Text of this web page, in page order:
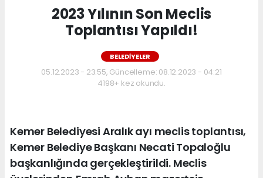
2023 Yılının Son Meclis
Toplantısı Yapıldı!
BELEDİYELER
05.12.2023 - 23:55, Güncelleme: 08.12.2023 - 04:21
4198+ kez okundu.
Kemer Belediyesi Aralık ayı meclis toplantısı,
Kemer Belediye Başkanı Necati Topaloğlu
başkanlığında gerçekleştirildi. Meclis